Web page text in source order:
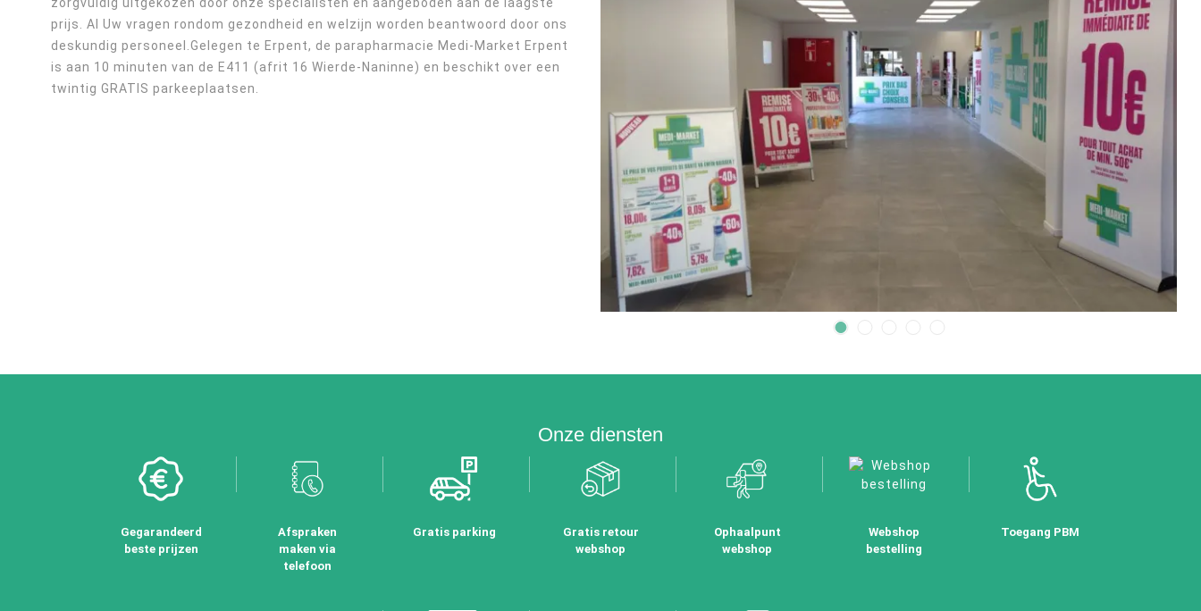
prijs. Al Uw vragen rondom gezondheid en welzijn worden beantwoord door ons
deskundig personeel.Gelegen te Erpent, de parapharmacie Medi-Market Erpent
is aan 10 minuten van de E411 (afrit 16 Wierde-Naninne) en beschikt over een
twintig GRATIS parkeeplaatsen.
Onze diensten
Gegarandeerd
beste prijzen
Afspraken
maken via
telefoon
Gratis parking
Gratis retour
webshop
Ophaalpunt
webshop
Webshop
bestelling
Toegang PBM